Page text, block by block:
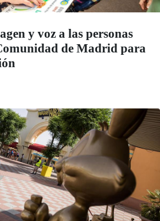
y voz a las personas
de Madrid para